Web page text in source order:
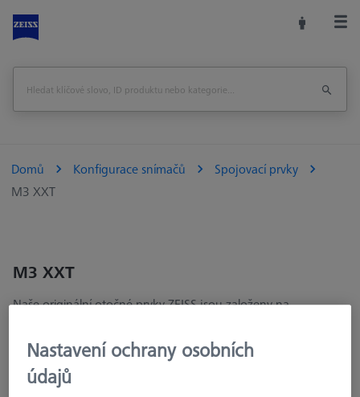
Domů Konfigurace snímačů
Spojovací prvky
M3 XXT
M3 XXT
Naše originální otočné prvky ZEISS jsou založeny na
závitem M1.2 s rozhraními Torx zajišťují vysoké upínací síly. I
po opakované montáži a demontáži konfigurace snímačů lze
otočné prvky snadno nastavit, bezpečně udržují snímače.
Nastavení ochrany osobních
údajů